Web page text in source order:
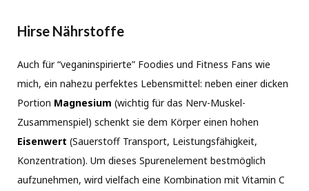
Hirse Nährstoffe
Auch für “veganinspirierte” Foodies und Fitness Fans wie
mich, ein nahezu perfektes Lebensmittel: neben einer dicken
Portion Magnesium (wichtig für das Nerv-Muskel-
Zusammenspiel) schenkt sie dem Körper einen hohen
Eisenwert (Sauerstoff Transport, Leistungsfähigkeit,
Konzentration). Um dieses Spurenelement bestmöglich
aufzunehmen, wird vielfach eine Kombination mit Vitamin C